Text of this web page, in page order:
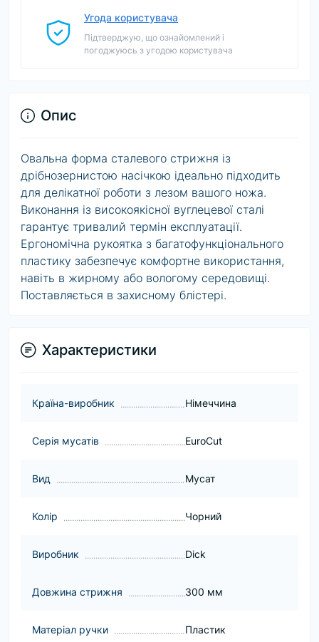
Угода користувача
Підтверджую, що ознайомлений і
погоджуюсь з угодою користувача
Опис
Овальна форма сталевого стрижня із
дрібнозернистою насічкою ідеально підходить
для делікатної роботи з лезом вашого ножа.
Виконання із високоякісної вуглецевої сталі
гарантує тривалий термін експлуатації.
Ергономічна рукоятка з багатофункціонального
пластику забезпечує комфортне використання,
навіть в жирному або вологому середовищі.
Поставляється в захисному блістері.
Характеристики
Країна-виробник Німеччина
Серія мусатів EuroCut
Вид Мусат
Колір Чорний
Виробник Dick
Довжина стрижня 300 мм
Матеріал ручки Пластик